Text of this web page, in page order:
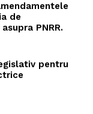
de
PNRR.
pentru